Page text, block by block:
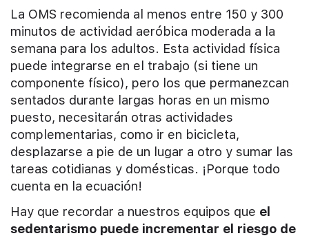
La OMS recomienda al menos entre 150 y 300
minutos de actividad aeróbica moderada a la
semana para los adultos. Esta actividad física
puede integrarse en el trabajo (si tiene un
componente físico), pero los que permanezcan
sentados durante largas horas en un mismo
puesto, necesitarán otras actividades
complementarias, como ir en bicicleta,
desplazarse a pie de un lugar a otro y sumar las
tareas cotidianas y domésticas. ¡Porque todo
cuenta en la ecuación!
Hay que recordar a nuestros equipos que el
sedentarismo puede incrementar el riesgo de